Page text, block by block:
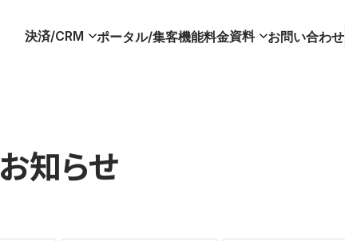
決済/CRM ポータル/集客機能料金資料 お問い合わせ
お知らせ